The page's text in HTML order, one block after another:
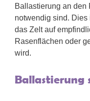
Ballastierung an den
notwendig sind. Dies
das Zelt auf
Rasenflächen oder
wird.
Ballastierung